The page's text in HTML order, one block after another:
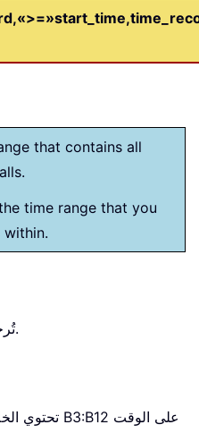
that contains all
time range that you
تُرجع الصيغة قيمةً عدديةً صحيحة.